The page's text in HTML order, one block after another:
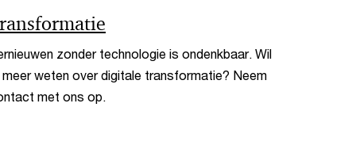
zonder technologie is ondenkbaar. Wil
weten over digitale transformatie? Neem
met ons op.